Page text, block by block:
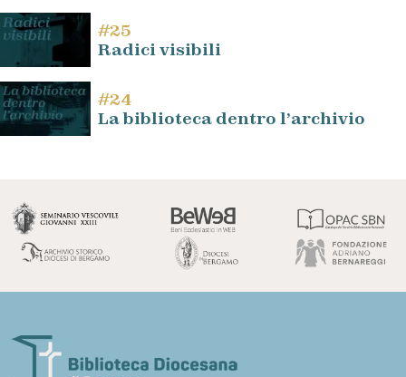
#25
Radici visibili
#24
La biblioteca dentro l’archivio